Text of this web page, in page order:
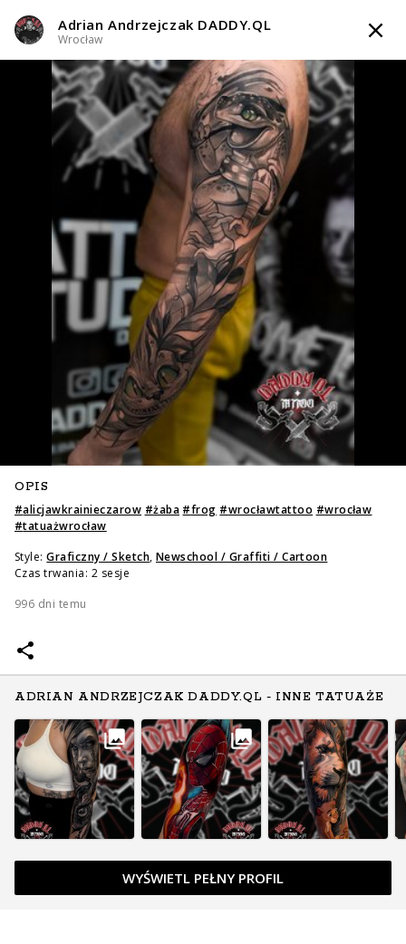
TATTOOARTIST
Adrian Andrzejczak DADDY.QL
Wrocław
Styl tatuażu:
Abstrakcyjny / Black & Grey / Graficzny / Sketch /
Minimalizm / Newschool / Graffiti / Cartoon
i 3 więcej
WIADOMOŚĆ
TATUAŻE TATTOO LIFE INFO
Adrian Andrzejczak DADDY.QL
Wrocław
OPIS
#alicjawkrainieczarow #żaba #frog #wrocławtattoo #wrocław
#tatuażwrocław
Style: Graficzny / Sketch, Newschool / Graffiti / Cartoon
Czas trwania: 2 sesje
996 dni temu
ADRIAN ANDRZEJCZAK DADDY.QL - INNE TATUAŻE
WYŚWIETL PEŁNY PROFIL